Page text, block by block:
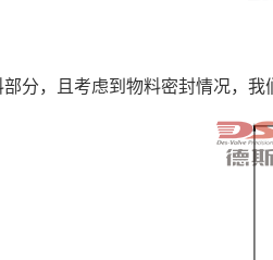
分，且考虑到物料密封情况，我